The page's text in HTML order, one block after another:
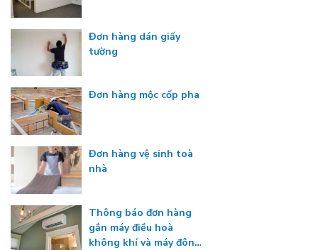
Đơn hàng dán giấy
tường
Đơn hàng mộc cốp pha
Đơn hàng vệ sinh toà
nhà
Thông báo đơn hàng
gắn máy điều hoà
không khí và máy đông